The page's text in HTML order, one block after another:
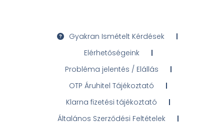
Gyakran Ismételt Kérdések
Elérhetőségeink
Probléma jelentés / Elállás
OTP Áruhitel Tájékoztató
Klarna fizetési tájékoztató
Általános Szerződési Feltételek